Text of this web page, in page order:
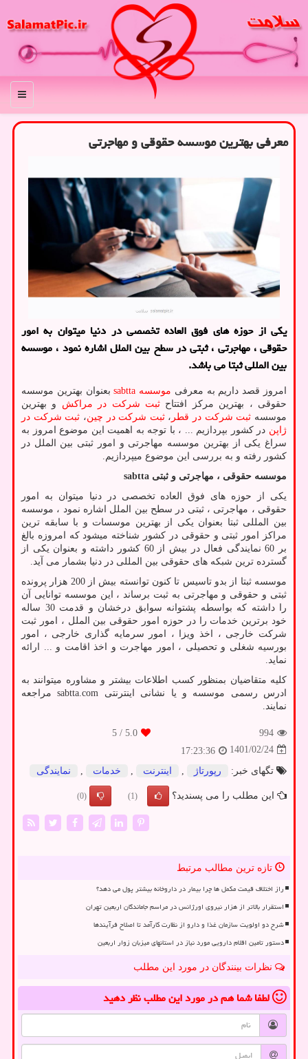
منو
معرفی بهترین موسسه حقوقی و مهاجرتی
یکی از حوزه های فوق العاده تخصصی در دنیا میتوان به امور
حقوقی ، مهاجرتی ، ثبتی در سطح بین الملل اشاره نمود ، موسسه
بین المللی ثبتا می باشد.
امروز قصد داریم به معرفی موسسه sabttaبعنوان بهترین موسسه
حقوقی ، بهترین مرکز افتتاح ثبت شرکت در مراکش و بهترین
موسسه ثبت شرکت در قطر ،ثبت شرکت در چین، ثبت شرکت در
ژاپن در کشور بپردازیم ... ، با توجه به اهمیت این موضوع امروز به
سراغ یکی از بهترین موسسه مهاجرتی و امور ثبتی بین الملل در
کشور رفته و به بررسی این موضوع میپردازیم.
موسسه حقوقی ، مهاجرتی و ثبتی sabtta
یکی از حوزه های فوق العاده تخصصی در دنیا میتوان به امور
حقوقی ، مهاجرتی ، ثبتی در سطح بین الملل اشاره نمود ، موسسه
بین المللی ثبتا بعنوان یکی از بهترین موسسات و با سابقه ترین
مراکز امور ثبتی و حقوقی در کشور شناخته میشود که امروزه بالغ
بر 60 نمایندگی فعال در بیش از 60 کشور داشته و بعنوان یکی از
گسترده ترین شبکه های حقوقی بین المللی در دنیا بشمار می آید.
موسسه ثبتا از بدو تاسیس تا کنون توانسته بیش از 200 هزار پرونده
ثبتی و حقوقی و مهاجرتی به ثبت برساند ، این موسسه توانایی آن
را داشته که بواسطه پشتوانه سوابق درخشان و قدمت 30 ساله
خود برترین خدمات را در حوزه امور حقوقی بین الملل ، امور ثبت
شرکت خارجی ، اخذ ویزا ، امور سرمایه گذاری خارجی ، امور
بورسیه شغلی و تحصیلی ، امور مهاجرت و اخذ اقامت و ... ارائه
نماید.
کلیه متقاضیان بمنظور کسب اطلاعات بیشتر و مشاوره میتوانند به
ادرس رسمی موسسه و یا نشانی اینترنتی sabtta.comمراجعه
نمایند.
994
5.0
/ 5
1401/02/24
17:23:36
تگهای خبر:
رپورتاژ اینترنت خدمات نمایندگی
این مطلب را می پسندید؟ (1)
(0)
تازه ترین مطالب مرتبط
راز اختلاف قیمت مکمل ها چرا بیمار در داروخانه بیشتر پول می دهد؟
استقرار بالاتر از هزار نیروی اورژانس در مراسم جاماندگان اربعین تهران
شرح دو اولویت سازمان غذا و دارو از نظارت کارآمد تا اصلاح فرآیندها
دستور تامین اقلام دارویی مورد نیاز در استانهای میزبان زوار اربعین
نظرات بینندگان در مورد این مطلب
لطفا شما همدر مورد این مطلبنظر دهید